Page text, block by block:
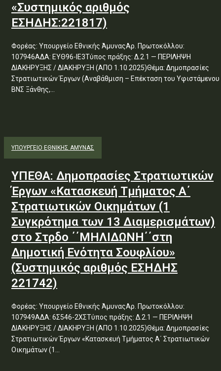
«Συστημικός αριθμός
ΕΣΗΔΗΣ:221817)
Φορέας: Υπουργείο Εθνικής ΆμυναςΑρ. Πρωτοκόλλου:
107946ΑΔΑ: ΕΥΘ96-ΙΕ3Τύπος πράξης: Δ.2.1 — ΠΕΡΙΛΗΨΗ
ΔΙΑΚΗΡΥΞΗΣ / ΔΙΑΚΗΡΥΞΗ (ΑΠΟ 1.10.2025)Θέμα: Δημοπρασίες
Στρατιωτικών Έργων (Αναβάθμιση – Επέκταση του Υφιστάμενου
ΒΝΣ Ξάνθης,...
ΥΠΟΥΡΓΕΊΟ ΕΘΝΙΚΉΣ ΆΜΥΝΑΣ
ΥΠΕΘΑ: Δημοπρασίες Στρατιωτικών
Έργων «Κατασκευή Τμήματος Α΄
Στρατιωτικών Οικημάτων (1
Συγκρότημα των 13 Διαμερισμάτων)
στο Στρδο ΄΄ΜΗΛΙΔΩΝΗ΄΄στη
Δημοτική Ενότητα Σουφλίου»
(Συστημικός αριθμός ΕΣΗΔΗΣ
221742)
Φορέας: Υπουργείο Εθνικής ΆμυναςΑρ. Πρωτοκόλλου:
107949ΑΔΑ: 6Σ546-2ΧΣΤύπος πράξης: Δ.2.1 — ΠΕΡΙΛΗΨΗ
ΔΙΑΚΗΡΥΞΗΣ / ΔΙΑΚΗΡΥΞΗ (ΑΠΟ 1.10.2025)Θέμα: Δημοπρασίες
Στρατιωτικών Έργων «Κατασκευή Τμήματος Α΄ Στρατιωτικών
Οικημάτων (1...